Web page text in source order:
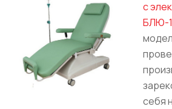
с
БЛЮ-1
себя